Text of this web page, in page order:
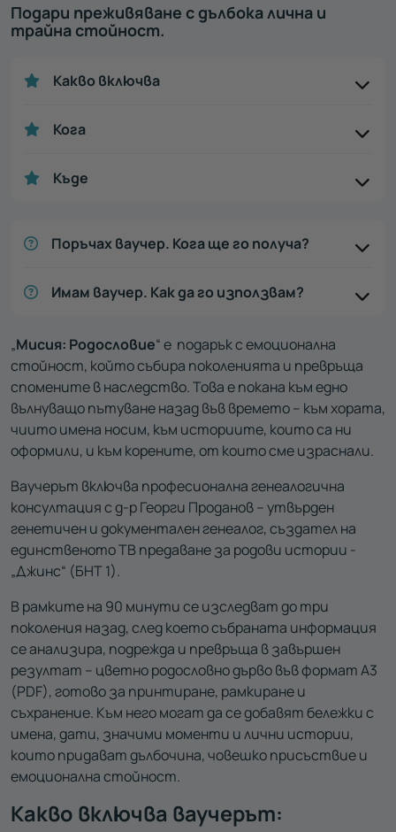
Подари преживяване с дълбока лична и
трайна стойност.
Какво включва
Кога
Къде
Поръчах ваучер. Кога ще го получа?
Имам ваучер. Как да го използвам?
„Мисия: Родословие“ е подарък с емоционална
стойност, който събира поколенията и превръща
спомените в наследство. Това е покана към едно
вълнуващо пътуване назад във времето – към хората,
чиито имена носим, към историите, които са ни
оформили, и към корените, от които сме израснали.
Ваучерът включва професионална генеалогична
консултация с д-р Георги Проданов – утвърден
генетичен и документален генеалог, създател на
единственото ТВ предаване за родови истории -
„Джинс“ (БНТ 1).
В рамките на 90 минути се изследват до три
поколения назад, след което събраната информация
се анализира, подрежда и превръща в завършен
резултат – цветно родословно дърво във формат A3
(PDF), готово за принтиране, рамкиране и
съхранение. Към него могат да се добавят бележки с
имена, дати, значими моменти и лични истории,
които придават дълбочина, човешко присъствие и
емоционална стойност.
Какво включва ваучерът: